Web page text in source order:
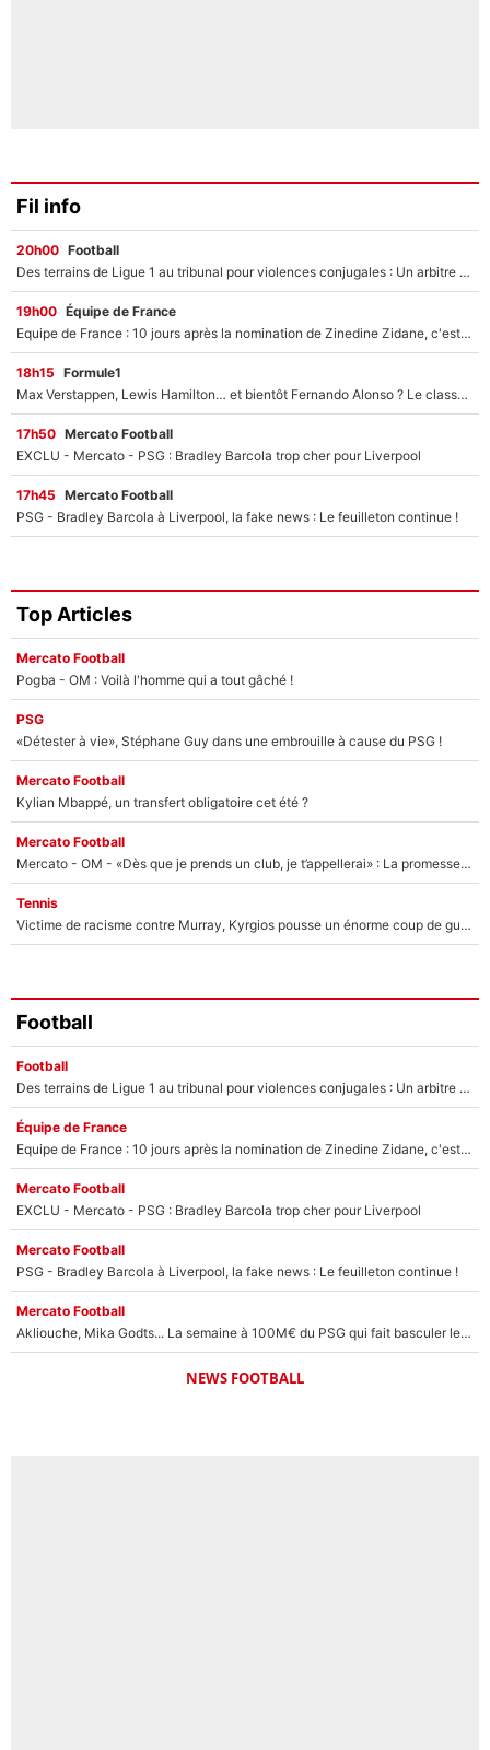
Fil info
20h00 Football
Des terrains de Ligue 1 au tribunal pour violences conjugales : Un arbitre français encourt une peine de 18 mois de prison !
19h00 Équipe de France
Equipe de France : 10 jours après la nomination de Zinedine Zidane, c'est au tour de son fils de prendre un nouveau départ !
18h15 Formule1
Max Verstappen, Lewis Hamilton… et bientôt Fernando Alonso ? Le classement des pilotes les mieux payés en Formule 1 risque de changer !
17h50 Mercato Football
EXCLU - Mercato - PSG : Bradley Barcola trop cher pour Liverpool
17h45 Mercato Football
PSG - Bradley Barcola à Liverpool, la fake news : Le feuilleton continue !
Top Articles
Mercato Football
Pogba - OM : Voilà l'homme qui a tout gâché !
PSG
«Détester à vie», Stéphane Guy dans une embrouille à cause du PSG !
Mercato Football
Kylian Mbappé, un transfert obligatoire cet été ?
Mercato Football
Mercato - OM - «Dès que je prends un club, je t’appellerai» : La promesse de Marcelino au moment de claquer la porte
Tennis
Victime de racisme contre Murray, Kyrgios pousse un énorme coup de gueule !
Football
Football
Des terrains de Ligue 1 au tribunal pour violences conjugales : Un arbitre français encourt une peine de 18 mois de prison !
Équipe de France
Equipe de France : 10 jours après la nomination de Zinedine Zidane, c'est au tour de son fils de prendre un nouveau départ !
Mercato Football
EXCLU - Mercato - PSG : Bradley Barcola trop cher pour Liverpool
Mercato Football
PSG - Bradley Barcola à Liverpool, la fake news : Le feuilleton continue !
Mercato Football
Akliouche, Mika Godts... La semaine à 100M€ du PSG qui fait basculer le mercato du PSG !
NEWS FOOTBALL